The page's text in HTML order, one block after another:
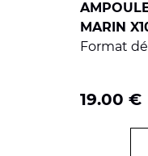
MARIN
Format
19.00 €